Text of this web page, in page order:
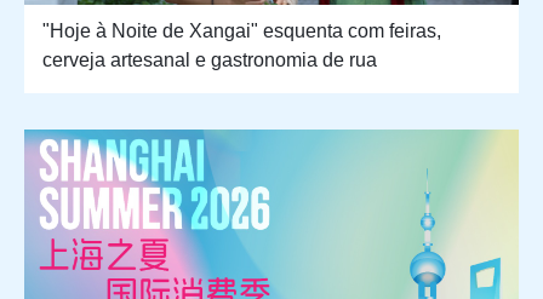
"Hoje à Noite de Xangai" esquenta com feiras,
cerveja artesanal e gastronomia de rua